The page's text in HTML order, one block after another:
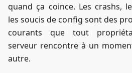
quand ça coince. Les crashs,
les soucis de config sont des
courants que tout
serveur rencontre à un
autre.